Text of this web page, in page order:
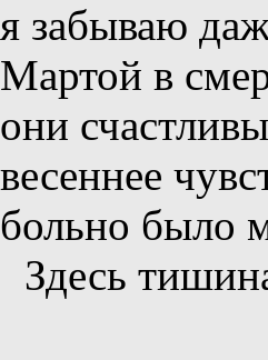
я забываю
Мартой в
они
весеннее
больно было
Здесь